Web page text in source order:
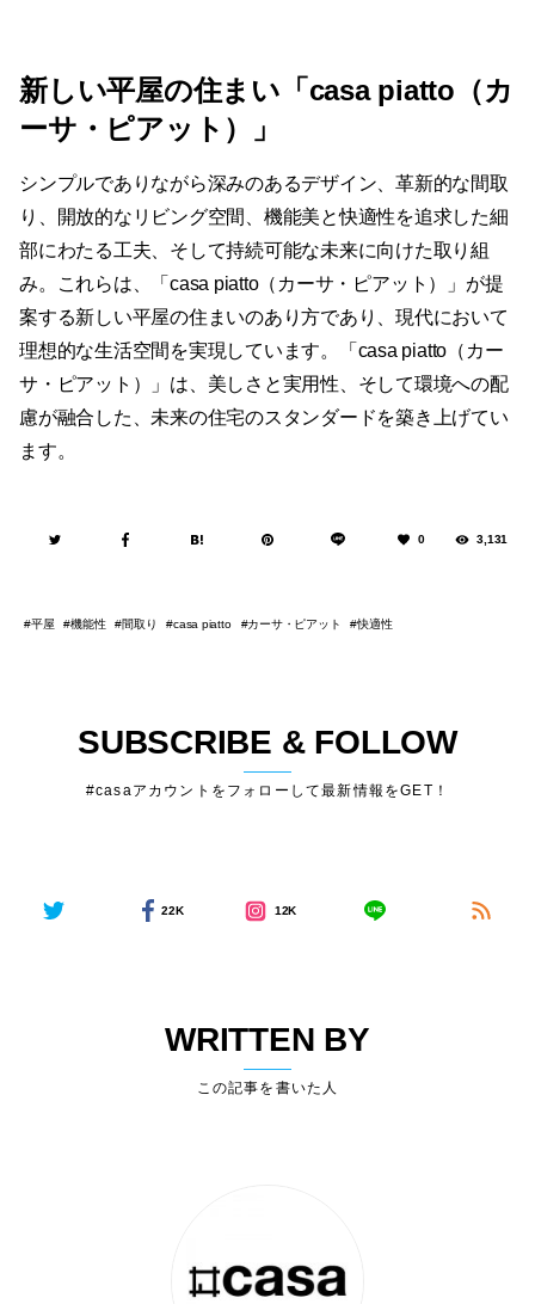
新しい平屋の住まい「casa piatto（カ
ーサ・ピアット）」
シンプルでありながら深みのあるデザイン、革新的な間取
り、開放的なリビング空間、機能美と快適性を追求した細
部にわたる工夫、そして持続可能な未来に向けた取り組
み。これらは、「casa piatto（カーサ・ピアット）」が提
案する新しい平屋の住まいのあり方であり、現代において
理想的な生活空間を実現しています。「casa piatto（カー
サ・ピアット）」は、美しさと実用性、そして環境への配
慮が融合した、未来の住宅のスタンダードを築き上げてい
ます。
0 3,131
平屋 機能性 間取り casa piatto カーサ・ピアット 快適性
SUBSCRIBE & FOLLOW
#casaアカウントをフォローして最新情報をGET！
22K 12K
WRITTEN BY
この記事を書いた人